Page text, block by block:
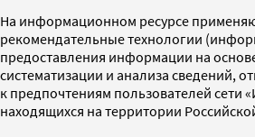
На информационном ресурсе
рекомендательные технологии
предоставления информации на
систематизации и анализа сведений,
к предпочтениям пользователей сети
находящихся на территории